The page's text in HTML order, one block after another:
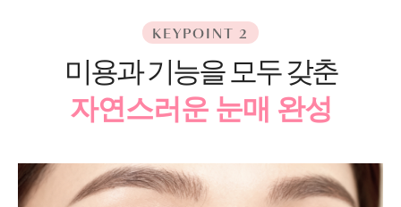
KEYPOINT 2
미용과 기능을 모두 갖춘
자연스러운 눈매 완성